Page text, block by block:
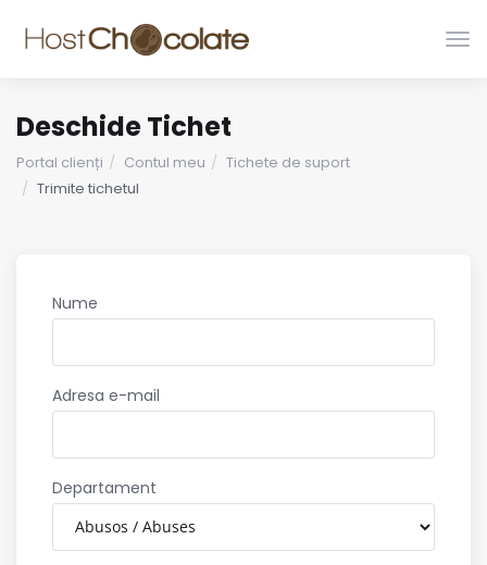
Deschide Tichet
Portal clienți Contul meu
Tichete de suport
Trimite tichetul
Nume
Adresa e-mail
Departament